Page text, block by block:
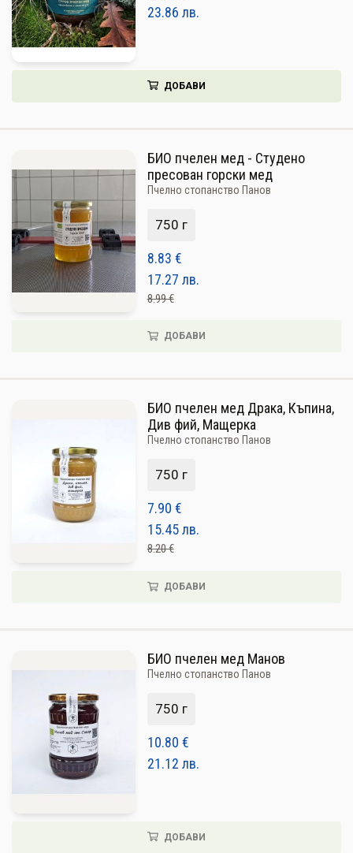
23.86 лв.
ДОБАВИ
БИО пчелен мед - Студено
пресован горски мед
Пчелно стопанство Панов
750 г
8.83 €
17.27 лв.
8.99 €
ДОБАВИ
БИО пчелен мед Драка, Къпина,
Див фий, Мащерка
Пчелно стопанство Панов
750 г
7.90 €
15.45 лв.
8.20 €
ДОБАВИ
БИО пчелен мед Манов
Пчелно стопанство Панов
750 г
10.80 €
21.12 лв.
ДОБАВИ